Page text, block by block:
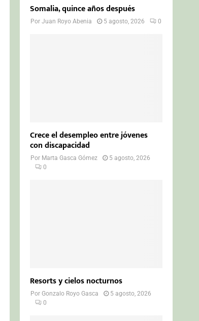
Somalia, quince años después
PorJuan Royo Abenia 5 agosto, 2026 0
Crece el desempleo entre jóvenes
con discapacidad
Por Marta Gasca Gómez
5 agosto, 2026
0
Resorts y cielos nocturnos
PorGonzalo Royo Gasca
5 agosto, 2026
0